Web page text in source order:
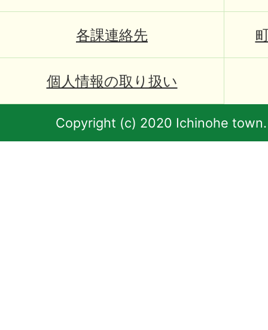
各課連絡先
個人情報の取り扱い
Copyright (c) 2020 Ichinohe